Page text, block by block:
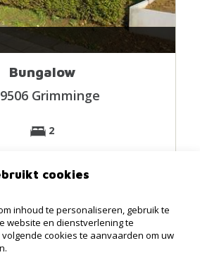
Bungalow
9506 Grimminge
2
cookies
inhoud te personaliseren, gebruik te
website en dienstverlening te
cookies te aanvaarden om uw